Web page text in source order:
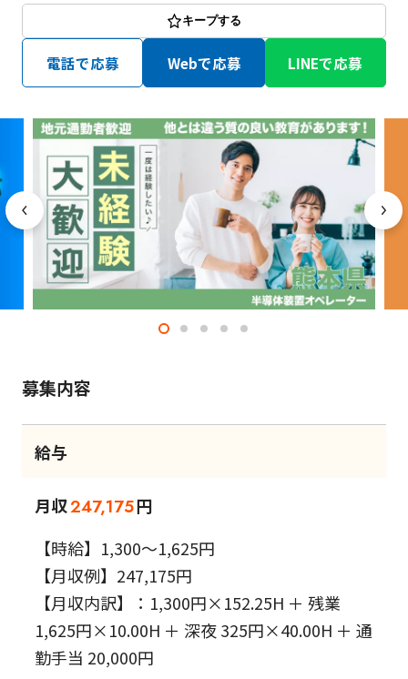
キープする
電話で応募 Webで応募 LINEで応募
募集内容
給与
月収247,175円
【時給】1,300～1,625円
【月収例】247,175円
【月収内訳】：1,300円×152.25H ＋ 残業
1,625円×10.00H ＋ 深夜 325円×40.00H ＋ 通
勤手当 20,000円